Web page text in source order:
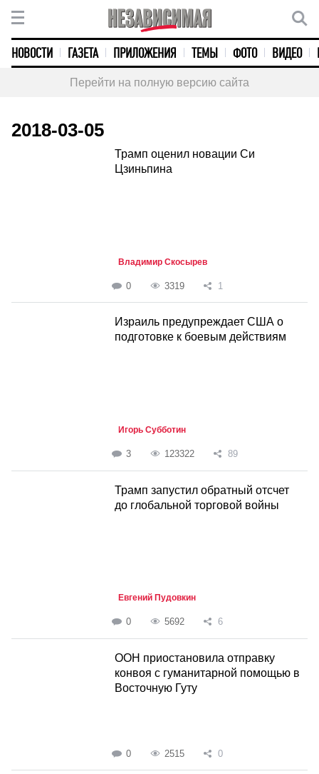
НОВОСТИ ГАЗЕТА ПРИЛОЖЕНИЯ ТЕМЫ ФОТО ВИДЕО
Перейти на полную версию сайта
2018-03-05
Трамп оценил новации Си
Цзиньпина
Владимир Скосырев
0 3319 1
Израиль предупреждает США о
подготовке к боевым действиям
Игорь Субботин
3 123322 89
Трамп запустил обратный отсчет
до глобальной торговой войны
Евгений Пудовкин
0 5692 6
ООН приостановила отправку
конвоя с гуманитарной помощью в
Восточную Гуту
0 2515 0